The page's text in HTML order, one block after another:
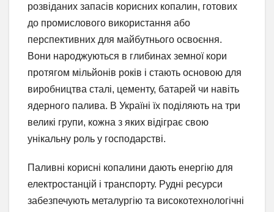
розвіданих запасів корисних копалин, готових
до промислового використання або
перспективних для майбутнього освоєння.
Вони народжуються в глибинах земної кори
протягом мільйонів років і стають основою для
виробництва сталі, цементу, батарей чи навіть
ядерного палива. В Україні їх поділяють на три
великі групи, кожна з яких відіграє свою
унікальну роль у господарстві.
Паливні корисні копалини дають енергію для
електростанцій і транспорту. Рудні ресурси
забезпечують металургію та високотехнологічні